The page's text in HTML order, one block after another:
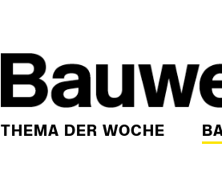
THEMA DER WOCHE